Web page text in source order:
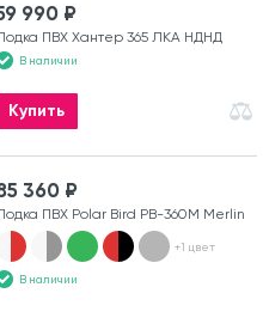
990 ₽
ПВХ Хантер 365 ЛКА НДНД
В наличии
Купить
360 ₽
ПВХ Polar Bird PB-360M Merlin
+1 цвет
В наличии